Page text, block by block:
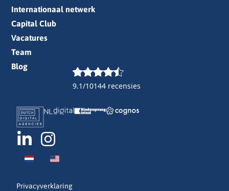
9.1/10144 recensies
Internationaal netwerk
Capital Club
Vacatures
Team
Blog
Privacyverklaring